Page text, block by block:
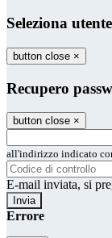
Seleziona utente
button close ×
Recupero
button close ×
all'indirizzo indicato
E-mail inviata, si
Errore